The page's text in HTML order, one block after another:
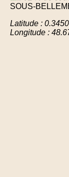
SOUS-
Latitude :
Longitude :